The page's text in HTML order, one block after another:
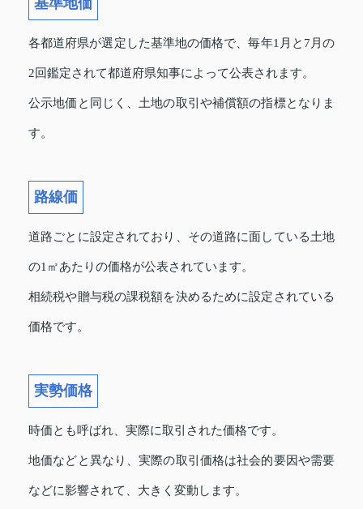
各都道府県が選定した基準地の価格で、毎年1月と7月の
2回鑑定されて都道府県知事によって公表されます。
公示地価と同じく、土地の取引や補償額の指標となりま
す。
路線価
道路ごとに設定されており、その道路に面している土地
の1㎡あたりの価格が公表されています。
相続税や贈与税の課税額を決めるために設定されている
価格です。
実勢価格
時価とも呼ばれ、実際に取引された価格です。
地価などと異なり、実際の取引価格は社会的要因や需要
などに影響されて、大きく変動します。